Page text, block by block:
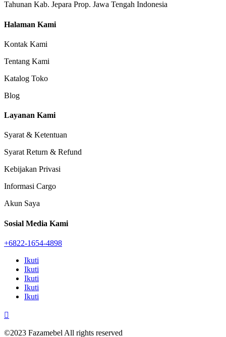
Tahunan Kab. Jepara Prop. Jawa Tengah Indonesia
Halaman Kami
Kontak Kami
Tentang Kami
Katalog Toko
Blog
Layanan Kami
Syarat & Ketentuan
Syarat Return & Refund
Kebijakan Privasi
Informasi Cargo
Akun Saya
Sosial Media Kami
+6822-1654-4898
Ikuti
Ikuti
Ikuti
Ikuti
Ikuti

©2023 Fazamebel All rights reserved